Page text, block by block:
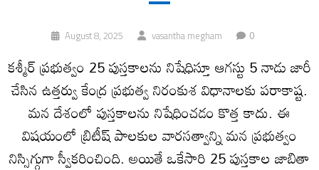
August 8, 2025 vasantha megham 0
కశ్మీర్‌ ప్రభుత్వం 25 పుస్తకాలను నిషేధిస్తూ ఆగస్టు 5 నాడు జారీ
చేసిన ఉత్తర్వు కేంద్ర ప్రభుత్వ నిరంకుశ విధానాలకు పరాకాష్ట.
మన దేశంలో పుస్తకాలను నిషేధించడం కొత్త కాదు. ఈ
విషయంలో బ్రిటీష్‌ పాలకుల వారసత్వాన్ని మన ప్రభుత్వం
నిస్సిగ్గుగా స్వీకరించింది. అయితే ఒకేసారి 25 పుస్తకాల జాబితా